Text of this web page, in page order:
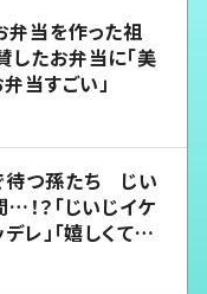
弁当を作った祖
たお弁当に「美
弁当すごい」
待つ孫たち じい
！？「じいじイケ
レ」「嬉しくて可